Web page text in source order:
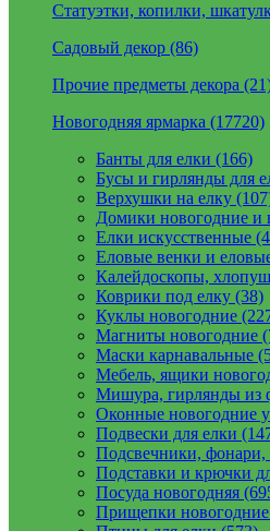
Статуэтки, копилки,
Садовый декор (86)
Прочие предметы декора
Новогодняя ярмарка (17720)
Банты для елки (166)
Бусы и гирлянды для
Верхушки на елку
Домики новогодние и
Елки искусственные
Еловые венки и
Калейдоскопы,
Коврики под елку (38)
Куклы новогодние
Магниты новогодние
Маски карнавальные
Мебель, ящики
Мишура, гирлянды из
Оконные новогодние
Подвески для елки
Подсвечники, фонари,
Подставки и крючки
Посуда новогодняя
Прищепки